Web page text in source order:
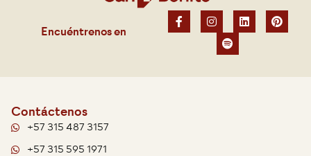
Encuéntrenos en
Contáctenos
+57 315 487 3157
+57 315 595 1971